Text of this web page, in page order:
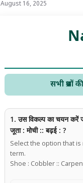
August 16, 2025
सभी
1. उस विकल्प का चयन करें
जूता : मोची :: बढ़ई : ?
Select the option that
term.
Shoe : Cobbler ::